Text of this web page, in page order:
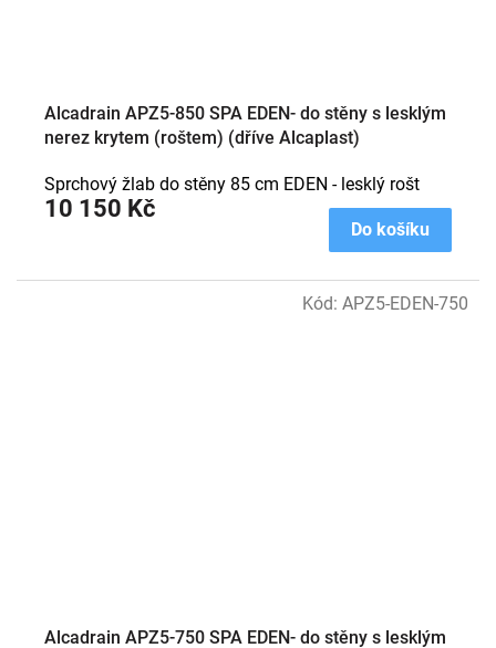
Alcadrain APZ5-850 SPA EDEN- do stěny s lesklým
nerez krytem (roštem) (dříve Alcaplast)
10 150 Kč
Do košíku
Sprchový žlab do stěny 85 cm EDEN - lesklý rošt
Alcadrain APZ5-750 SPA EDEN- do stěny s lesklým
Kód: APZ5-EDEN-750